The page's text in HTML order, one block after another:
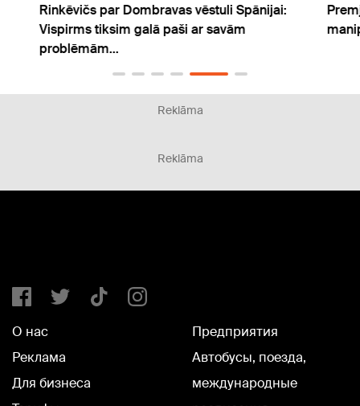
Rinkēvičs par Dombravas vēstuli Spānijai:
Vispirms tiksim galā paši ar savām
problēmām...
Reklāma
Reklāma
О нас
Реклама
Для бизнеса
Предприятия
Автобусы, поезда,
международные